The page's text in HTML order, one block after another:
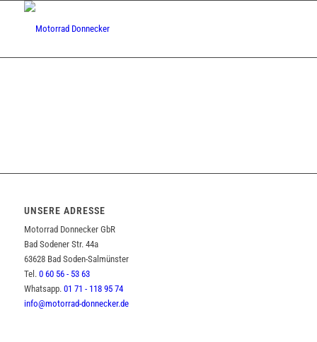
UNSERE ADRESSE
Motorrad Donnecker GbR
Bad Sodener Str. 44a
63628 Bad Soden-Salmünster
Tel. 0 60 56 - 53 63
Whatsapp. 01 71 - 118 95 74
info@motorrad-donnecker.de